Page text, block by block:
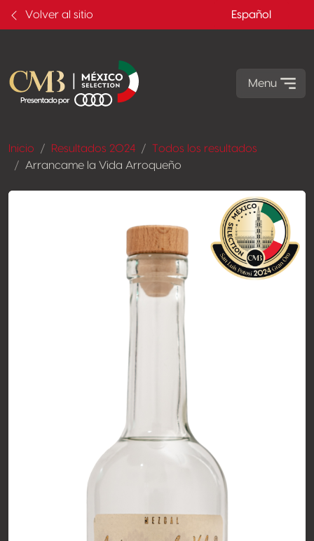
Volver al sitio Español
Menu
Inicio Resultados 2024
Todos los resultados
Arrancame la Vida Arroqueño